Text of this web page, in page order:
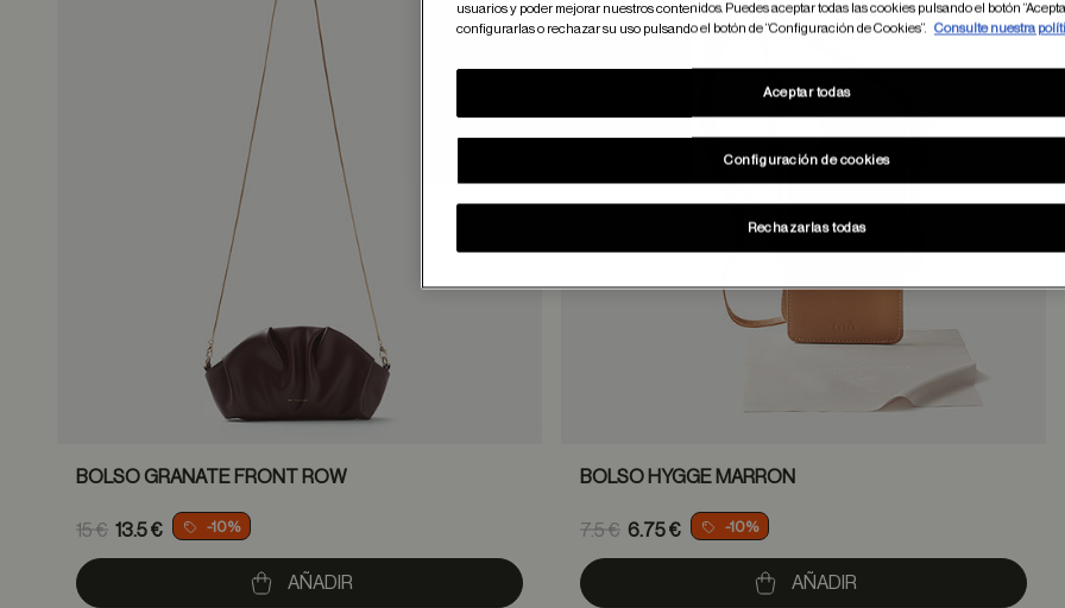
Guardar en favoritos
BOLSO GRANATE FRONT ROW
Price reduced from
15 €
to
13.5 € -10%
AÑADIR
BOLSO HYGGE MARRON
Price reduced from
7.5 €
to
6.75 € -10%
AÑADIR
usuarios y poder mejorar nuestros contenidos. Puedes aceptar todas las cookies pulsando el botón
configurarlas o rechazar su uso pulsando el botón de “Configuración de Cookies”.
Consulte nuestra
Configuración de cookies
Rechazarlas todas
Aceptar todas